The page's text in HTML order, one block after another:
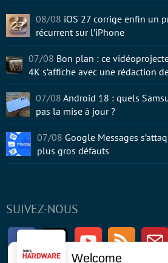
SUIVEZ-NOUS
FacebookTwitter Youtube RSS
08/08 iOS 27 corrige enfin un
récurrent sur l’iPhone
07/08 Bon plan : ce
4K s’affiche avec une rédaction
07/08 Android 18 : quels
pas la mise à jour ?
07/08 Google Messages
plus gros défauts
Welcome